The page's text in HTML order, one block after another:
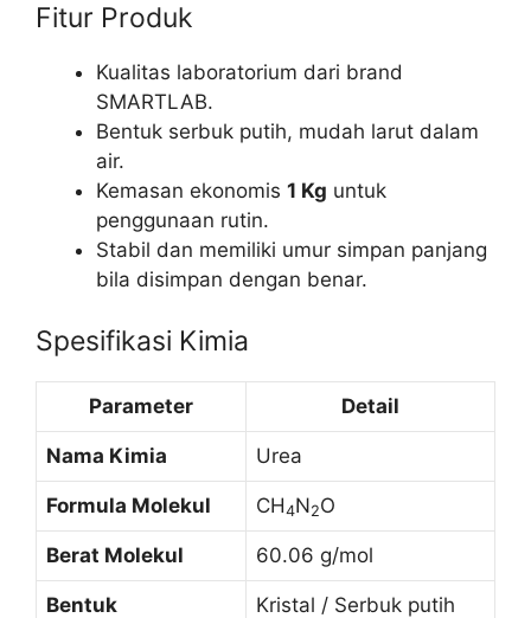
Fitur Produk
Kualitas laboratorium dari brand
SMARTLAB.
Bentuk serbuk putih, mudah larut dalam
air.
Kemasan ekonomis 1 Kg untuk
penggunaan rutin.
Stabil dan memiliki umur simpan panjang
bila disimpan dengan benar.
Spesifikasi Kimia
Parameter Detail
Nama Kimia Urea
Formula Molekul CH4N2O
Berat Molekul 60.06 g/mol
Bentuk Kristal / Serbuk putih